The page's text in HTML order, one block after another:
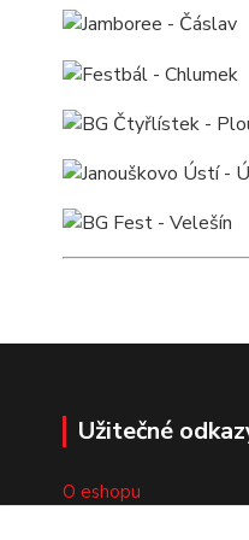
Užitečné
O eshopu